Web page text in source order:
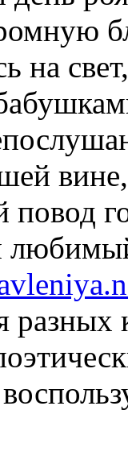
на
вине,
повод